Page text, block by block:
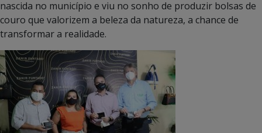
nascida no município e viu no sonho de produzir bolsas de
couro que valorizem a beleza da natureza, a chance de
transformar a realidade.